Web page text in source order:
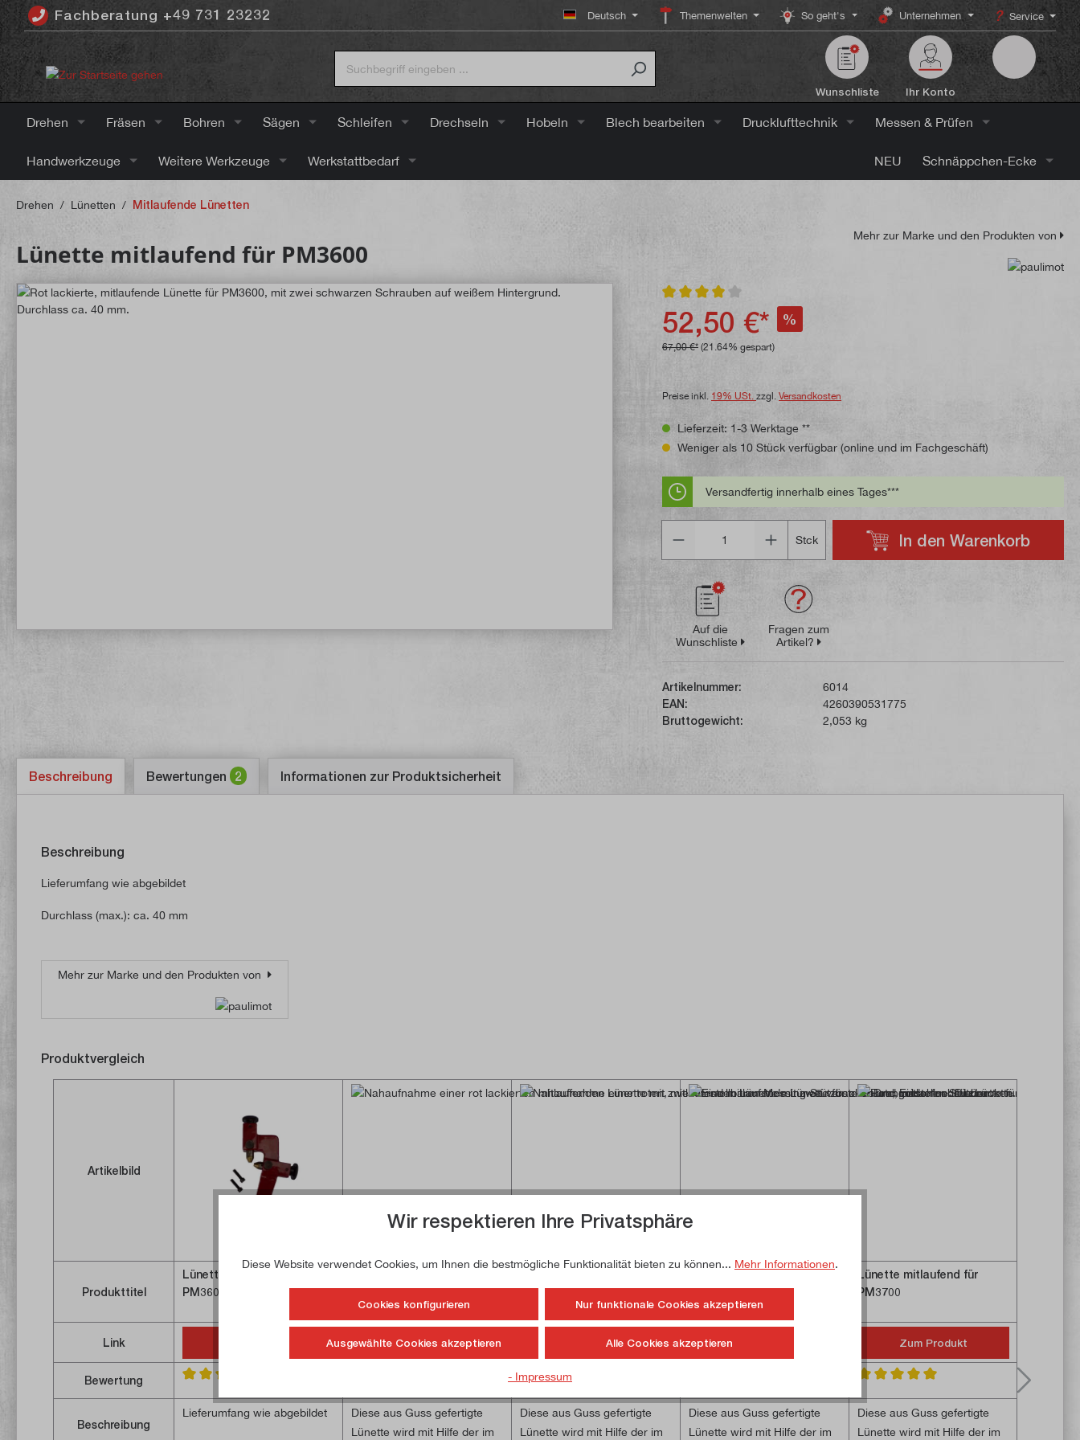
springen
Fachberatung +49 731 23232 Deutsch Themenwelten So geht's Unternehmen Service
Wunschliste Ihr Konto
Drehen Fräsen Bohren Sägen Schleifen Drechseln Hobeln Blech bearbeiten Drucklufttechnik Messen & Prüfen
Handwerkzeuge Weitere Werkzeuge Werkstattbedarf NEU Schnäppchen-Ecke
Drehen / Lünetten / Mitlaufende Lünetten
Lünette mitlaufend für PM3600
Mehr zur Marke und den Produkten von
Durchschnittliche Bewertung von 4 von 5 Sternen
52,50 €* %
67,00 €* (21.64% gespart)
Preise inkl. 19% USt. zzgl. Versandkosten
Lieferzeit: 1-3 Werktage **
Weniger als 10 Stück verfügbar (online und im Fachgeschäft)
Versandfertig innerhalb eines Tages***
Stck
In den Warenkorb
Auf die
Wunschliste
Fragen zum
Artikel?
Artikelnummer:
6014
EAN:
4260390531775
Bruttogewicht:
2,053 kg
Beschreibung Bewertungen 2 Informationen zur Produktsicherheit
Beschreibung
Lieferumfang wie abgebildet
Durchlass (max.): ca. 40 mm
Mehr zur Marke und den Produkten von
Produktvergleich
Artikelbild
Produkttitel
Lünette mitlaufend für
PM3600
Lünette mitlaufend für
PM190-V
Lünette mitlaufend für
PM2500 und PM2700
Lünette mitlaufend für
PM260-VLP, PM250-V und
PM250-VL
Lünette mitlaufend für
PM3700
Link Zum Produkt Zum Produkt Zum Produkt Zum Produkt
Bewertung
Durchschnittliche Bewertung von 5 von 5
Beschreibung
Lieferumfang wie abgebildet
Diese aus Guss gefertigte
Lünette wird mit Hilfe der im
Diese aus Guss gefertigte
Lünette wird mit Hilfe der im
Diese aus Guss gefertigte
Lünette wird mit Hilfe der im
Diese aus Guss gefertigte
Lünette wird mit Hilfe der im
Wir respektieren Ihre Privatsphäre
Diese Website verwendet Cookies, um Ihnen die bestmögliche Funktionalität bieten zu können... Mehr Informationen.
Cookies konfigurieren Nur funktionale Cookies akzeptieren
Ausgewählte Cookies akzeptieren Alle Cookies akzeptieren
- Impressum